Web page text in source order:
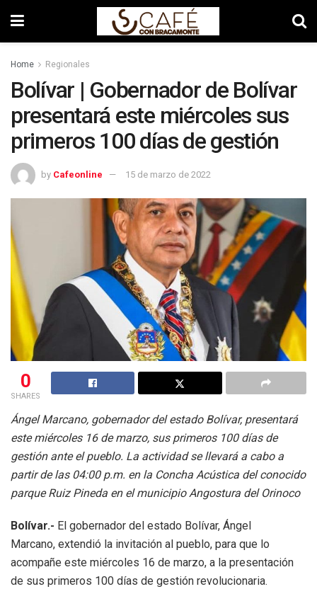
Home Regionales
Bolívar | Gobernador de Bolívar
presentará este miércoles sus
primeros 100 días de gestión
by Cafeonline 15 de marzo de 2022
0
SHARES
Ángel Marcano, gobernador del estado Bolívar, presentará
este miércoles 16 de marzo, sus primeros 100 días de
gestión ante el pueblo. La actividad se llevará a cabo a
partir de las 04:00 p.m. en la Concha Acústica del conocido
parque Ruiz Pineda en el municipio Angostura del Orinoco
Bolívar.- El gobernador del estado Bolívar, Ángel
Marcano, extendió la invitación al pueblo, para que lo
acompañe este miércoles 16 de marzo, a la presentación
de sus primeros 100 días de gestión revolucionaria.